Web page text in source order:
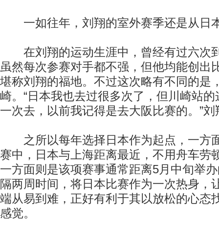
一如往年，刘翔的室外赛季还是从日
在刘翔的运动生涯中，曾经有过六次
虽然每次参赛对手都不强，但他均能创出
堪称刘翔的福地。不过这次略有不同的是
崎。“日本我也去过很多次了，但川崎站
一次去，以前我记得是去大阪比赛的。”刘
之所以每年选择日本作为起点，一方
赛中，日本与上海距离最近，不用舟车劳
一方面则是该项赛事通常距离5月中旬举
隔两周时间，将日本比赛作为一次热身，
端从易到难，正好有利于其以放松的心态
感觉。